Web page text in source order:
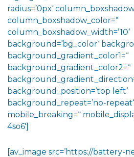
radius=’0px‘
column_boxshadow_color=“
column_boxshadow_width=’10‘
background=’bg_color‘
background_gradient_color1=“
background_gradient_color2=“
background_position=’top left‘
background_repeat=’no-
mobile_breaking=“
4so6′]
[av_image src=’https://battery-